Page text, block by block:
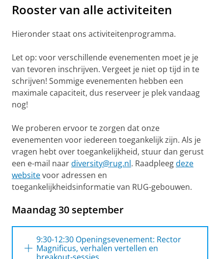
Rooster van alle activiteiten
Hieronder staat ons activiteitenprogramma.
Let op: voor verschillende evenementen moet je je
van tevoren inschrijven. Vergeet je niet op tijd in te
schrijven! Sommige evenementen hebben een
maximale capaciteit, dus reserveer je plek vandaag
nog!
We proberen ervoor te zorgen dat onze
evenementen voor iedereen toegankelijk zijn. Als je
vragen hebt over toegankelijkheid, stuur dan gerust
een e-mail naardiversity@rug.nl. Raadpleegdeze
websitevoor adressen en
toegankelijkheidsinformatie van RUG-gebouwen.
Maandag 30 september
9:30-12:30 Openingsevenement: Rector
Magnificus, verhalen vertellen en
breakout-sessies